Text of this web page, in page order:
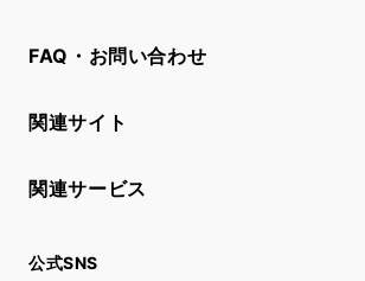
FAQ・お問い合わせ
関連サイト
関連サービス
公式SNS